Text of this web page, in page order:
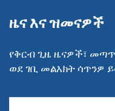
ዜና እና ዝመናዎች
የቅርብ ጊዜ ዜናዎች፣
ወደ ገቢ መልእክት ሳጥንዎ